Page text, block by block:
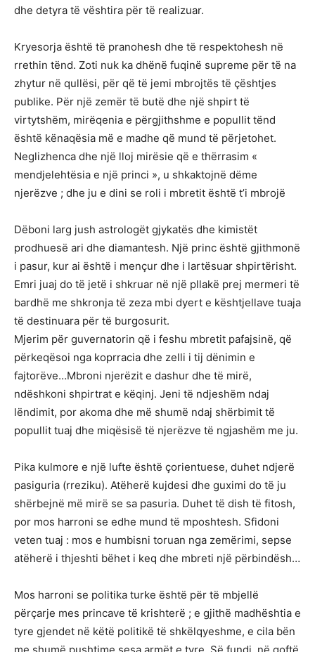
dhe detyra të vështira për të realizuar.
Kryesorja është të pranohesh dhe të respektohesh në
rrethin tënd. Zoti nuk ka dhënë fuqinë supreme për të na
zhytur në qullësi, për që të jemi mbrojtës të çështjes
publike. Për një zemër të butë dhe një shpirt të
virtytshëm, mirëqenia e përgjithshme e popullit tënd
është kënaqësia më e madhe që mund të përjetohet.
Neglizhenca dhe një lloj mirësie që e thërrasim «
mendjelehtësia e një princi », u shkaktojnë dëme
njerëzve ; dhe ju e dini se roli i mbretit është t’i mbrojë
Dëboni larg jush astrologët gjykatës dhe kimistët
prodhuesë ari dhe diamantesh. Një princ është gjithmonë
i pasur, kur ai është i mençur dhe i lartësuar shpirtërisht.
Emri juaj do të jetë i shkruar në një pllakë prej mermeri të
bardhë me shkronja të zeza mbi dyert e kështjellave tuaja
të destinuara për të burgosurit.
Mjerim për guvernatorin që i feshu mbretit pafajsinë, që
përkeqësoi nga koprracia dhe zelli i tij dënimin e
fajtorëve…Mbroni njerëzit e dashur dhe të mirë,
ndëshkoni shpirtrat e këqinj. Jeni të ndjeshëm ndaj
lëndimit, por akoma dhe më shumë ndaj shërbimit të
popullit tuaj dhe miqësisë të njerëzve të ngjashëm me ju.
Pika kulmore e një lufte është çorientuese, duhet ndjerë
pasiguria (rreziku). Atëherë kujdesi dhe guximi do të ju
shërbejnë më mirë se sa pasuria. Duhet të dish të fitosh,
por mos harroni se edhe mund të mposhtesh. Sfidoni
veten tuaj : mos e humbisni toruan nga zemërimi, sepse
atëherë i thjeshti bëhet i keq dhe mbreti një përbindësh…
Mos harroni se politika turke është për të mbjellë
përçarje mes princave të krishterë ; e gjithë madhështia e
tyre gjendet në këtë politikë të shkëlqyeshme, e cila bën